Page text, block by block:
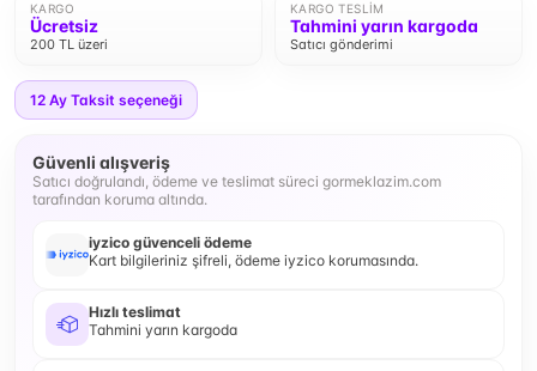
KARGO
Ücretsiz
200 TL üzeri
KARGO TESLIM
Tahmini yarın kargoda
Satıcı gönderimi
12 Ay Taksit seçeneği
Güvenli alışveriş
Satıcı doğrulandı, ödeme ve teslimat süreci gormeklazim.com
tarafından koruma altında.
iyzico güvenceli ödeme
Kart bilgileriniz şifreli, ödeme iyzico korumasında.
Hızlı teslimat
Tahmini yarın kargoda